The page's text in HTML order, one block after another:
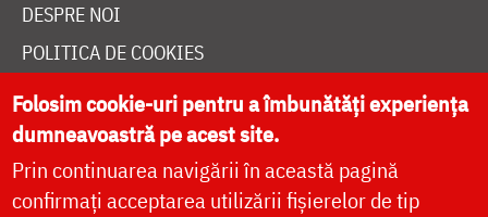
DESPRE NOI
POLITICA DE COOKIES
DONEAZĂ ONLINE PENTRU CATEDRALA NAȚIONALĂ
LIVE
Folosim cookie-uri pentru a îmbunătăți experiența
dumneavoastră pe acest site.
Prin continuarea navigării în această pagină
confirmați acceptarea utilizării fișierelor de tip